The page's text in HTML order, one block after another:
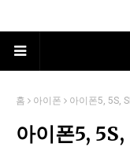
홈 아이폰 아이폰5, 5S,
아이폰5,